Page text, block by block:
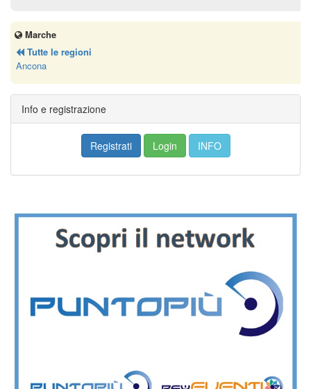
Marche
Tutte le regioni
Ancona
Info e registrazione
Registrati Login INFO